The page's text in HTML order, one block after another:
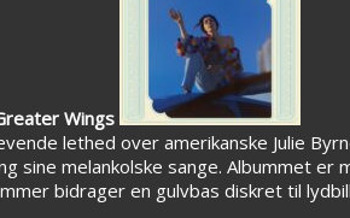
Wings
lethed over amerikanske Julie
sine melankolske sange. Albummet
bidrager en gulvbas diskret til